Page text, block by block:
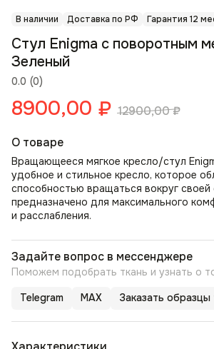
В наличии Доставка по РФ Гарантия 12
0.0 (0)
Стул Enigma с поворотным
Зеленый
8900,00 ₽ 12900,00₽
О товаре
Вращающееся мягкое кресло/стул
удобное и стильное кресло, которое
способностью вращаться вокруг своей
предназначено для максимального
и расслабления.
Задайте вопрос в мессенджере
Поможем подобрать ткань и узнать о
Telegram MAX Заказать образцы